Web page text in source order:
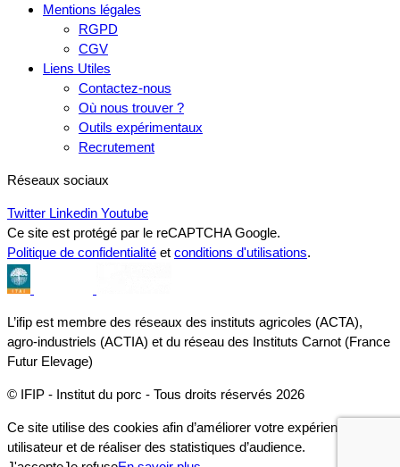
Mentions légales
RGPD
CGV
Liens Utiles
Contactez-nous
Où nous trouver ?
Outils expérimentaux
Recrutement
Réseaux sociaux
Twitter Linkedin Youtube
Ce site est protégé par le reCAPTCHA Google.
Politique de confidentialité et conditions d'utilisations.
L’ifip est membre des réseaux des instituts agricoles (ACTA),
agro-industriels (ACTIA) et du réseau des Instituts Carnot (France
Futur Elevage)
© IFIP - Institut du porc - Tous droits réservés 2026
Ce site utilise des cookies afin d’améliorer votre expérience
utilisateur et de réaliser des statistiques d’audience.